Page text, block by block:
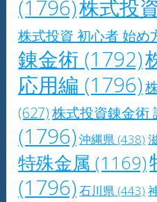
(1796)株式投
株式投資 初心者 始め
錬金術 (1792)
応用編 (1796)
(627)株式投資錬金術
(1796)沖縄県 (438)
特殊金属 (1169)
(1796)石川県 (443)